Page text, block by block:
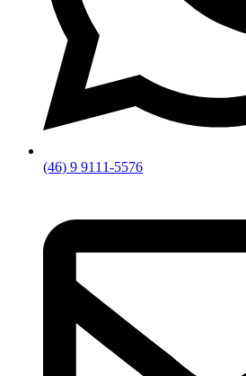
(46) 9 9111-5576